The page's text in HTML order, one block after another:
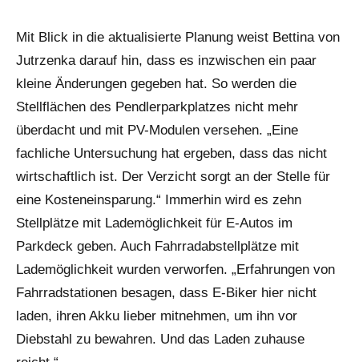
Mit Blick in die aktualisierte Planung weist Bettina von
Jutrzenka darauf hin, dass es inzwischen ein paar
kleine Änderungen gegeben hat. So werden die
Stellflächen des Pendlerparkplatzes nicht mehr
überdacht und mit PV-Modulen versehen. „Eine
fachliche Untersuchung hat ergeben, dass das nicht
wirtschaftlich ist. Der Verzicht sorgt an der Stelle für
eine Kosteneinsparung.“ Immerhin wird es zehn
Stellplätze mit Lademöglichkeit für E-Autos im
Parkdeck geben. Auch Fahrradabstellplätze mit
Lademöglichkeit wurden verworfen. „Erfahrungen von
Fahrradstationen besagen, dass E-Biker hier nicht
laden, ihren Akku lieber mitnehmen, um ihn vor
Diebstahl zu bewahren. Und das Laden zuhause